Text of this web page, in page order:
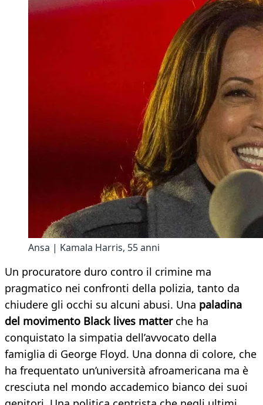
Ansa | Kamala Harris, 55 anni
Un procuratore duro contro il crimine ma
pragmatico nei confronti della polizia, tanto da
chiudere gli occhi su alcuni abusi. Una paladina
del movimento Black lives matterche ha
conquistato la simpatia dell’avvocato della
famiglia di George Floyd. Una donna di colore, che
ha frequentato un’università afroamericana ma è
cresciuta nel mondo accademico bianco dei suoi